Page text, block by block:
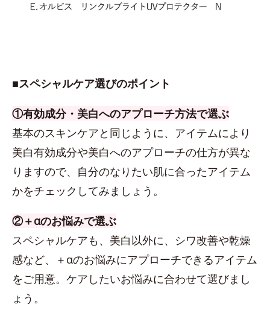
■スペシャルケア選びのポイント
①有効成分・美白へのアプローチ方法で選ぶ
基本のスキンケアと同じように、アイテムにより
美白有効成分や美白へのアプローチの仕方が異な
りますので、自分のなりたい肌に合ったアイテム
かをチェックしてみましょう。
②＋αのお悩みで選ぶ
スペシャルケアも、美白以外に、シワ改善や乾燥
感など、＋αのお悩みにアプローチできるアイテム
をご用意。ケアしたいお悩みに合わせて選びまし
ょう。